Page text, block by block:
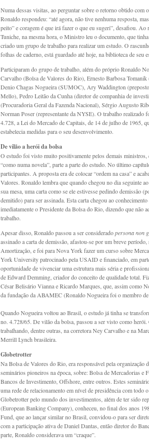
Numa dessas visitas, ao perguntar sobre o retorno obtido com
Ronaldo respondeu: “até agora, não tive nenhuma resposta,
peito” e coragem é que irá fazer o que eu sugeri”, desafiou. Ao
Tuniche, na mesma hora, o Ministro leu o documento, que
criado um grupo de trabalho para realizar um estudo. O
folhas de caderno, está guardado até hoje, na biblioteca de seu
Participaram do grupo de trabalho, além do próprio Ronaldo
Carvalho (Bolsa de Valores do Rio), Ernesto Barbosa
Denio Chagas Nogueira (SUMOC), Ary Waddington
Mello), Pedro Leitão da Cunha (diretor de companhia de
(Procuradoria Geral da Fazenda Nacional), Sérgio Augusto
Norman Poser (representante da NYSE). O trabalho realizado
4.728, a Lei do Mercado de Capitais, de 14 de julho de 1965,
estabelecia medidas para o seu desenvolvimento.
De vilão a herói da bolsa
O estudo foi visto muito positivamente pelos demais
“como numa novela”, parte a parte do estudo. No último
participantes. A proposta era de colocar “ordem na casa” e
Valores. Ronaldo lembra que quando chegou no dia seguinte
sua mesa, uma carta como se ele estivesse pedindo demissão
demitido) para ser assinada. Esta carta chegou ao
imediatamente o Presidente da Bolsa do Rio, dizendo que não
trabalho.
Apesar disso, Ronaldo passou a ser consideradopersona non
assinado a carta de demissão, afastou-se por um breve
Amortização, e foi para Nova York fazer um curso sobre
York University patrocinado pela USAID e financiado, em
oportunidade de vivenciar uma estrutura mais séria e
de Edward Demming, criador do conceito de qualidade total.
César Belisário Vianna e Ricardo Marques, que, assim como
da fundação da ABAMEC (Ronaldo Nogueira foi o membro
Quando Nogueira voltou ao Brasil, o estudo já tinha se
no. 4.728/65. De vilão da bolsa, passou a ser visto como
trabalhando, dentre outras, na corretora Ney Carvalho e na
Merrill Lynch brasileira.
Globetrotter
Na Bolsa de Valores do Rio, era responsável pela organização
seminários pioneiros na época, sobre: Bolsa de Mercadorias e
Bancos de Investimento, Offshore, entre outros. Estes
uma rede de relacionamento em nível de presidência com todo
Globetrotter pelo mundo dos investimentos, além de ter sido
(European Banking Company), conheceu, no final dos anos
Fund, que ao lançar similar no Brasil, convidou-o para ser
com a participação ativa de Daniel Dantas, então diretor do
parte, Ronaldo considerava um “craque”.